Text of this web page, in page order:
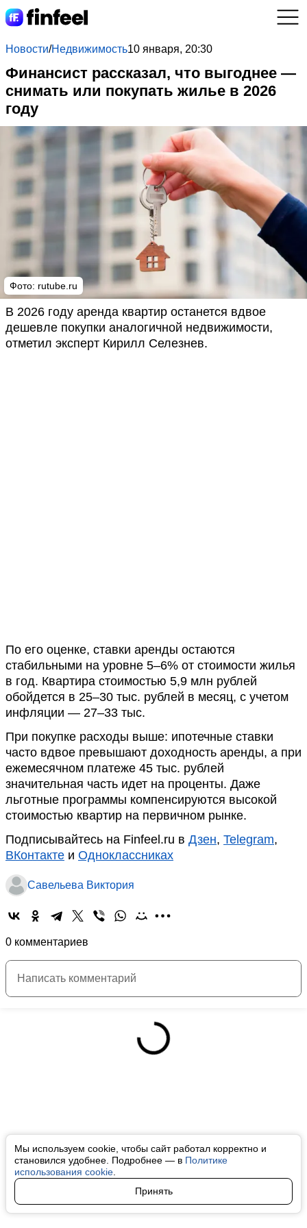
Мы используем cookie, чтобы сайт работал корректно и
становился удобнее. Подробнее — в Политике
использования cookie
Принять
Новости/Недвижимость10 января, 20:30
Финансист рассказал, что выгоднее —
снимать или покупать жилье в 2026
году
Фото: rutube.ru
В 2026 году аренда квартир останется вдвое
дешевле покупки аналогичной недвижимости,
отметил эксперт Кирилл Селезнев.
По его оценке, ставки аренды остаются
стабильными на уровне 5–6% от стоимости жилья
в год. Квартира стоимостью 5,9 млн рублей
обойдется в 25–30 тыс. рублей в месяц, с учетом
инфляции — 27–33 тыс.
При покупке расходы выше: ипотечные ставки
часто вдвое превышают доходность аренды, а при
ежемесячном платеже 45 тыс. рублей
значительная часть идет на проценты. Даже
льготные программы компенсируются высокой
стоимостью квартир на первичном рынке.
Подписывайтесь на Finfeel.ru в Дзен, Telegram,
ВКонтакте и Одноклассниках
Савельева Виктория
0 комментариев